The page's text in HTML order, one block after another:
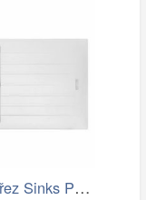
Granitový dřez Sinks PERFECTO 860 Milk